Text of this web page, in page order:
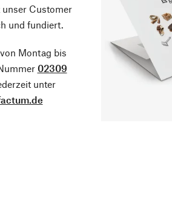
unser Customer
und fundiert.
Montag bis
02309
unter